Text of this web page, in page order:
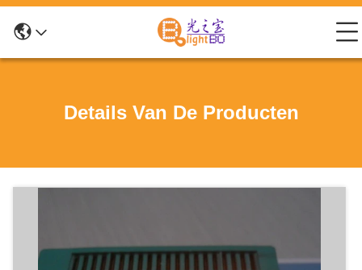
Details Van De Producten